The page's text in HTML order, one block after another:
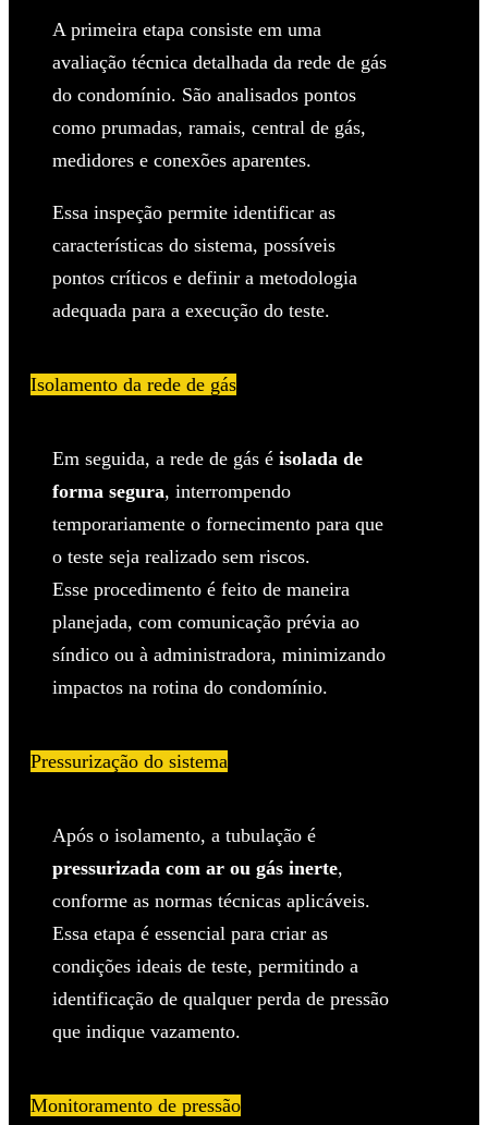
A primeira etapa consiste em uma
avaliação técnica detalhada da rede de gás
do condomínio. São analisados pontos
como prumadas, ramais, central de gás,
medidores e conexões aparentes.
Essa inspeção permite identificar as
características do sistema, possíveis
pontos críticos e definir a metodologia
adequada para a execução do teste.
Isolamento da rede de gás
Em seguida, a rede de gás é isolada de
forma segura, interrompendo
temporariamente o fornecimento para que
o teste seja realizado sem riscos.
Esse procedimento é feito de maneira
planejada, com comunicação prévia ao
síndico ou à administradora, minimizando
impactos na rotina do condomínio.
Pressurização do sistema
Após o isolamento, a tubulação é
pressurizada com ar ou gás inerte,
conforme as normas técnicas aplicáveis.
Essa etapa é essencial para criar as
condições ideais de teste, permitindo a
identificação de qualquer perda de pressão
que indique vazamento.
Monitoramento de pressão